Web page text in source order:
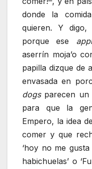
donde la
quieren. Y digo,
porque ese
aserrín moja’o
papilla dizque de
envasada en
dogsparecen un
para que la
Empero, la idea
comer y que
‘hoy no me
habichuelas’ o